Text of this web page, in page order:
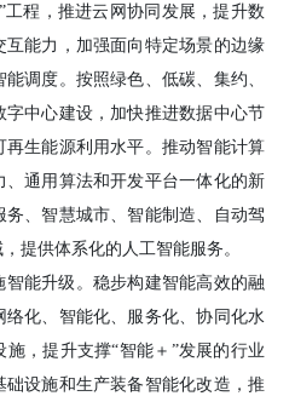
程，推进云网协同发展，提升数
能力，加强面向特定场景的边缘
调度。按照绿色、低碳、集约、
中心建设，加快推进数据中心节
生能源利用水平。推动智能计算
通用算法和开发平台一体化的新
、智慧城市、智能制造、自动驾
提供体系化的人工智能服务。
智能升级。稳步构建智能高效的融
化、智能化、服务化、协同化水
，提升支撑“智能＋”发展的行业
设施和生产装备智能化改造，推